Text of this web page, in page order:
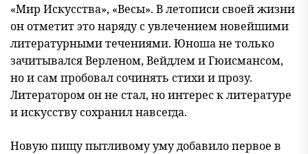
«Мир Искусства», «Весы». В летописи своей жизни
он отметит это наряду с увлечением новейшими
литературными течениями. Юноша не только
зачитывался Верленом, Вейдлем и Гюисмансом,
но и сам пробовал сочинять стихи и прозу.
Литератором он не стал, но интерес к литературе
и искусству сохранил навсегда.
Новую пищу пытливому уму добавило первое в